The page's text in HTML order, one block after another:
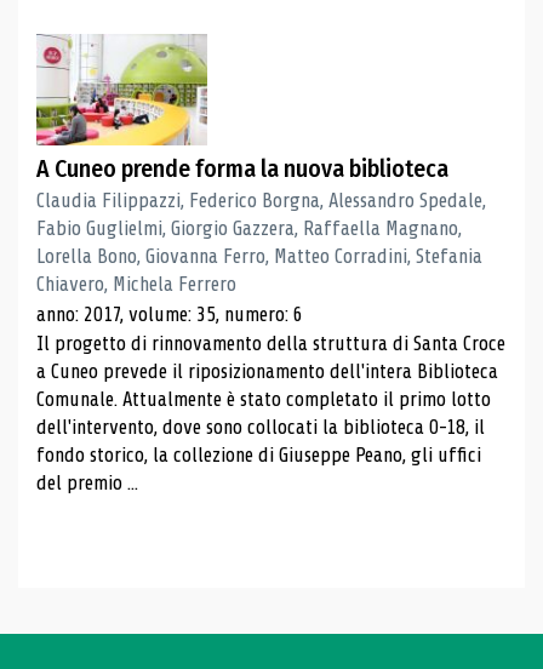
A Cuneo prende forma la nuova biblioteca
Claudia Filippazzi, Federico Borgna, Alessandro Spedale,
Fabio Guglielmi, Giorgio Gazzera, Raffaella Magnano,
Lorella Bono, Giovanna Ferro, Matteo Corradini, Stefania
Chiavero, Michela Ferrero
anno: 2017, volume: 35, numero: 6
Il progetto di rinnovamento della struttura di Santa Croce
a Cuneo prevede il riposizionamento dell'intera Biblioteca
Comunale. Attualmente è stato completato il primo lotto
dell'intervento, dove sono collocati la biblioteca 0-18, il
fondo storico, la collezione di Giuseppe Peano, gli uffici
del premio ...